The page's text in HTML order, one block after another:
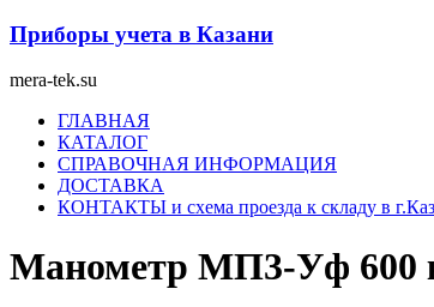
Приборы учета в Казани
mera-tek.su
МенюГЛАВНАЯ
КАТАЛОГ
СПРАВОЧНАЯ ИНФОРМАЦИЯ
ДОСТАВКА
КОНТАКТЫ и схема проезда к складу в
Манометр МП3-Уф 600